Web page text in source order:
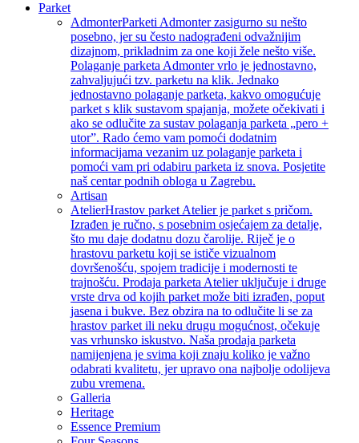
Parket
AdmonterParketi Admonter zasigurno su nešto
posebno, jer su često nadograđeni odvažnijim
dizajnom, prikladnim za one koji žele nešto više.
Polaganje parketa Admonter vrlo je jednostavno,
zahvaljujući tzv. parketu na klik. Jednako
jednostavno polaganje parketa, kakvo omogućuje
parket s klik sustavom spajanja, možete očekivati i
ako se odlučite za sustav polaganja parketa „pero +
utor”. Rado ćemo vam pomoći dodatnim
informacijama vezanim uz polaganje parketa i
pomoći vam pri odabiru parketa iz snova. Posjetite
naš centar podnih obloga u Zagrebu.
Artisan
AtelierHrastov parket Atelier je parket s pričom.
Izrađen je ručno, s posebnim osjećajem za detalje,
što mu daje dodatnu dozu čarolije. Riječ je o
hrastovu parketu koji se ističe vizualnom
dovršenošću, spojem tradicije i modernosti te
trajnošću. Prodaja parketa Atelier uključuje i druge
vrste drva od kojih parket može biti izrađen, poput
jasena i bukve. Bez obzira na to odlučite li se za
hrastov parket ili neku drugu mogućnost, očekuje
vas vrhunsko iskustvo. Naša prodaja parketa
namijenjena je svima koji znaju koliko je važno
odabrati kvalitetu, jer upravo ona najbolje odolijeva
zubu vremena.
Galleria
Heritage
Essence Premium